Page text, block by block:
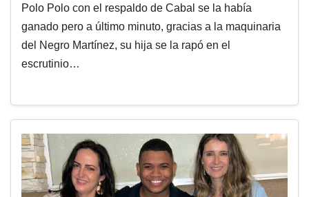
Polo Polo con el respaldo de Cabal se la había
ganado pero a último minuto, gracias a la maquinaria
del Negro Martínez, su hija se la rapó en el
escrutinio…